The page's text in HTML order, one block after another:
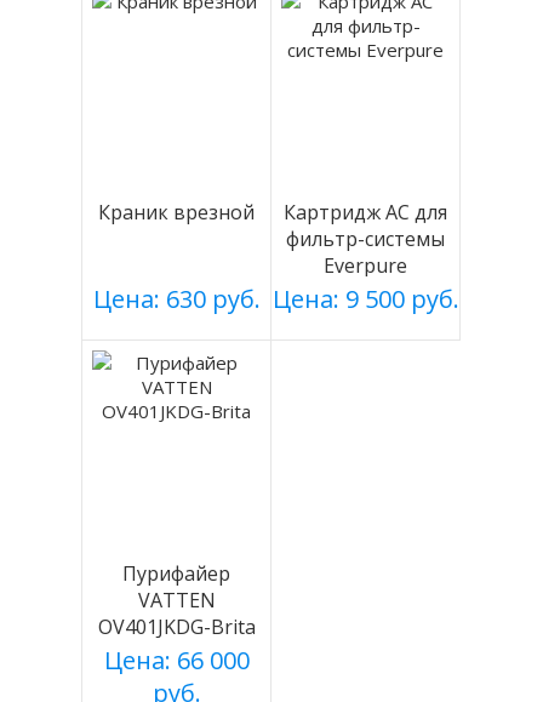
Краник врезной
Цена: 630 руб.
Картридж АС для
фильтр-системы
Everpure
Цена: 9 500 руб.
Пурифайер
VATTEN
OV401JKDG-Brita
Цена: 66 000
руб.